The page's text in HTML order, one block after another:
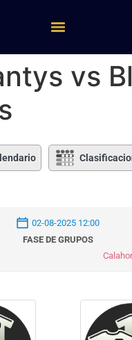
vs
02-08-2025 12:00
FASE DE GRUPOS